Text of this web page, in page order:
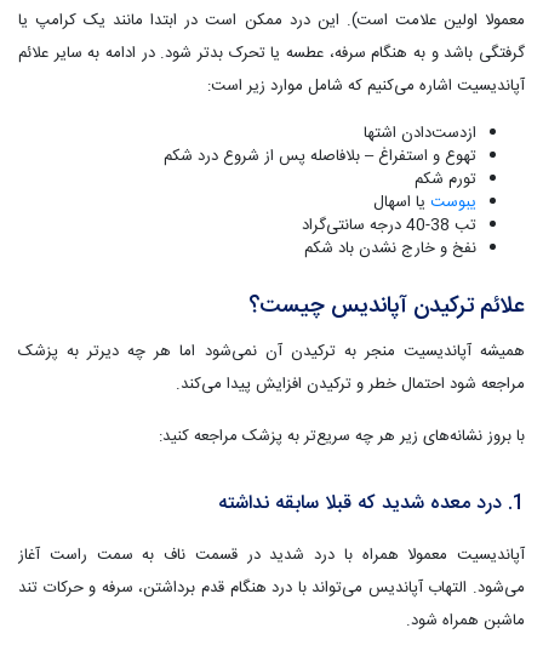
معمولا اولین علامت است). این درد ممکن است در ابتدا مانند یک کرامپ یا
گرفتگی باشد و به هنگام سرفه، عطسه یا تحرک بدتر شود. در ادامه به سایر علائم
آپاندیسیت اشاره می‌کنیم که شامل موارد زیر است:
ازدست‌دادن اشتها
تهوع و استفراغ – بلافاصله پس از شروع درد شکم
تورم شکم
یبوست یا اسهال
تب 38-40 درجه سانتی‌گراد
نفخ و خارج نشدن باد شکم
علائم ترکیدن آپاندیس چیست؟
همیشه آپاندیسیت منجر به ترکیدن آن نمی‌شود اما هر چه دیرتر به پزشک
مراجعه شود احتمال خطر و ترکیدن افزایش پیدا می‌کند.
با بروز نشانه‌های زیر هر چه سریع‌تر به پزشک مراجعه کنید:
1. درد معده شدید که قبلا سابقه نداشته
آپاندیسیت معمولا همراه با درد شدید در قسمت ناف به سمت راست آغاز
می‌شود. التهاب آپاندیس می‌تواند با درد هنگام قدم برداشتن، سرفه و حرکات تند
ماشبن همراه شود.